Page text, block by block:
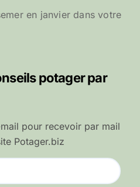
en janvier dans votre
potager par
pour recevoir par mail
Potager.biz